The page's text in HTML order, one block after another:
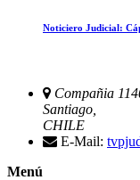
Noticiero Judicial:
Compañia
Santiago,
CHILE
E-Mail:
Menú